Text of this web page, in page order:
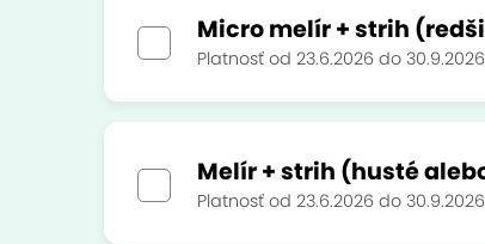
Micro melír + strih
Platnosť od 23.6.2026 do 30.9.2026
Melír + strih (husté
Platnosť od 23.6.2026 do 30.9.2026